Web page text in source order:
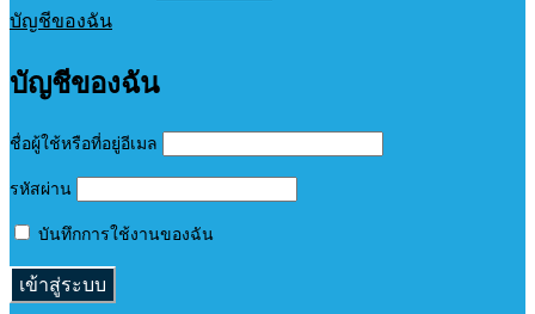
บัญชีของฉัน
บัญชีของฉัน
ชื่อผู้ใช้หรือที่อยู่อีเมล
รหัสผ่าน
บันทึกการใช้งานของฉัน